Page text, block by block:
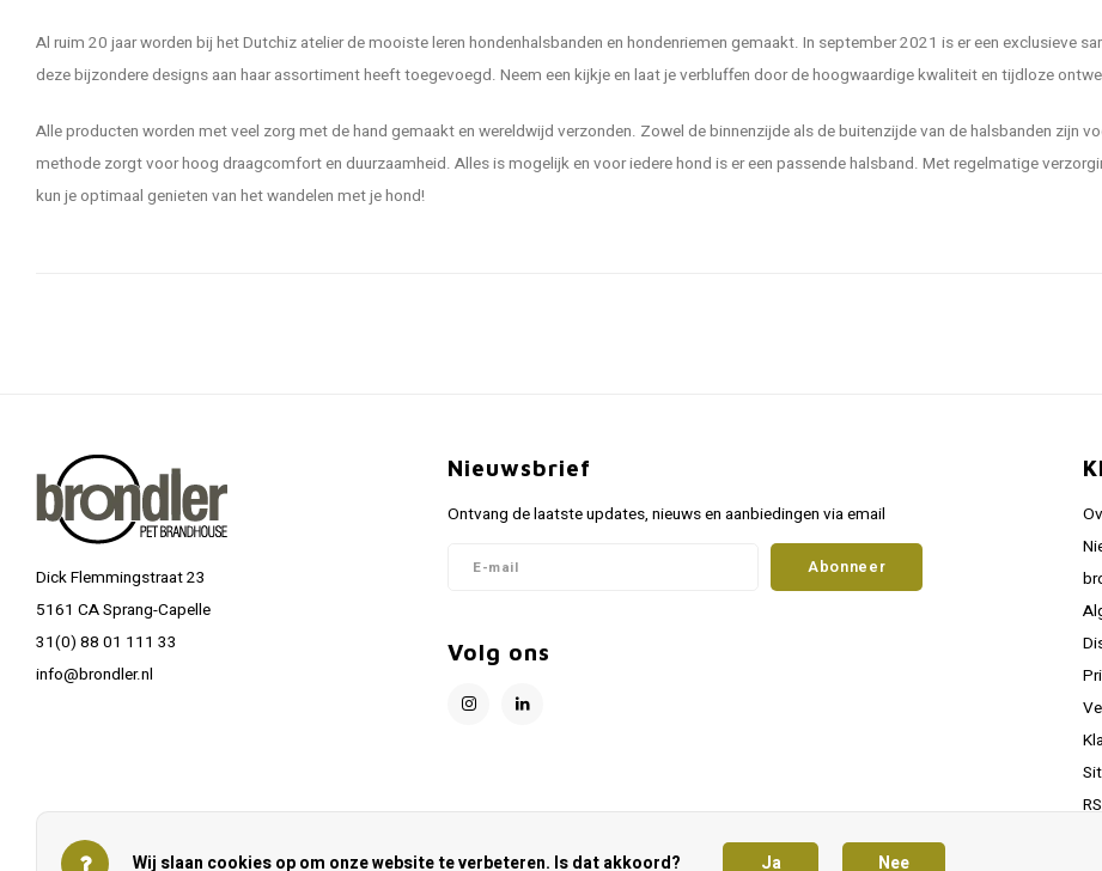
Al ruim 20 jaar worden bij het Dutchiz atelier de mooiste leren hondenhalsbanden en hondenriemen gemaakt. In september 2021 is er een exclusieve
deze bijzondere designs aan haar assortiment heeft toegevoegd. Neem een kijkje en laat je verbluffen door de hoogwaardige kwaliteit en tijdloze
Alle producten worden met veel zorg met de hand gemaakt en wereldwijd verzonden. Zowel de binnenzijde als de buitenzijde van de halsbanden zijn
methode zorgt voor hoog draagcomfort en duurzaamheid. Alles is mogelijk en voor iedere hond is er een passende halsband. Met regelmatige
kun je optimaal genieten van het wandelen met je hond!
Dick Flemmingstraat 23
5161 CA Sprang-Capelle
31(0) 88 01 111 33
info@brondler.nl
Nieuwsbrief
Ontvang de laatste updates, nieuws en aanbiedingen via email
Abonneer
Volg ons
Wij slaan cookies op om onze website te verbeteren. Is dat akkoord? Ja Nee